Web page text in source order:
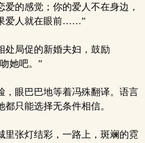
的感觉；你的爱人不在身边，
爱人就在眼前……”
局促的新婚夫妇，鼓励
她吧。”
眼巴巴地等着冯殊翻译。语言
只能选择无条件相信。
张灯结彩，一路上，斑斓的霓